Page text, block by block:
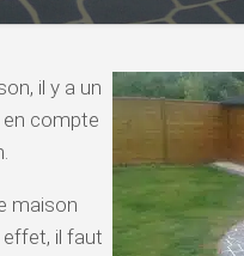
il y a un
en compte
maison
effet, il faut